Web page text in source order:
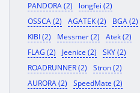
PANDORA (2)
longfei (2)
OSSCA (2)
AGATEK (2)
BGA (2)
KIBI (2)
Messmer (2)
Atek (2)
FLAG (2)
Jeenice (2)
SKY (2)
ROADRUNNER (2)
Stron (2)
AURORA (2)
SpeedMate (2)